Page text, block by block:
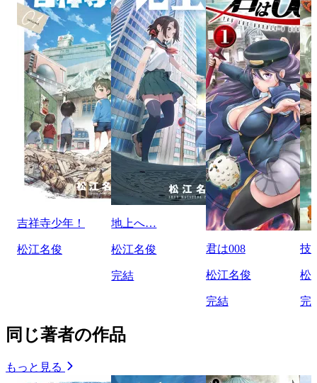
吉祥寺少年！
松江名俊
地上へ…
松江名俊
完結
君は008
松江名俊
完結
技
松
完
同じ著者の作品
もっと見る